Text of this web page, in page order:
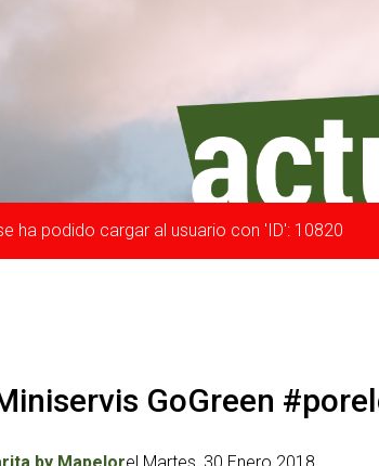
ha podido cargar al usuario con 'ID': 10820
GoGreen